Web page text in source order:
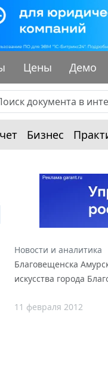
Цены Демо
Бизнес
Новости и аналитика
Благовещенска
искусства города
11 февраля 2012